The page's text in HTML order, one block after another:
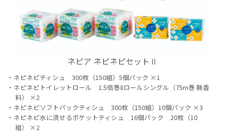
ネピア ネピネピセットⅡ
ネピネピティシュ 300枚（150組）5個パック ×1
ネピネピトイレットロール 1.5倍巻8ロールシングル（75m巻 無香
料） ×2
ネピネピソフトパックティシュ 300枚（150組）10個パック ×3
ネピネピ水に流せるポケットティシュ 16個パック 20枚（10
組） ×2